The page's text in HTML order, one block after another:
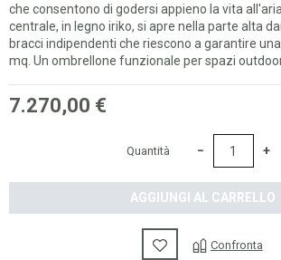
che consentono di godersi appieno la vita
centrale, in legno iriko, si apre nella parte alta
bracci indipendenti che riescono a garantire
mq. Un ombrellone funzionale per spazi
7.270,00 €
Quantità − +
AGGIUNGI AL CARRELLO
Confronta